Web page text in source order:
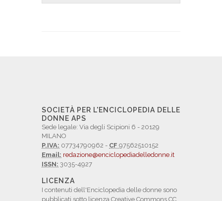
SOCIETÀ PER L'ENCICLOPEDIA DELLE
DONNE APS
Sede legale: Via degli Scipioni 6 - 20129
MILANO
P.IVA: 07734790962 - CF 97562510152
Email: redazione@enciclopediadelledonne.it
ISSN: 3035-4927
LICENZA
I contenuti dell'Enciclopedia delle donne sono
pubblicati sotto licenza Creative Commons CC